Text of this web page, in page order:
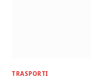
TRASPORTI